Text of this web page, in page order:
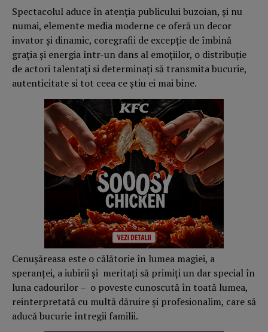
Spectacolul aduce în atenția publicului buzoian, și nu
numai, elemente media moderne ce oferă un decor
invator și dinamic, coregrafii de excepție de îmbină
grația și energia într-un dans al emoțiilor, o distribuție
de actori talentați si determinați să transmita bucurie,
autenticitate si tot ceea ce știu ei mai bine.
Cenușăreasa este o călătorie în lumea magiei, a
speranței, a iubirii și meritați să primiți un dar special în
luna cadourilor – o poveste cunoscută în toată lumea,
reinterpretată cu multă dăruire și profesionalim, care să
aducă bucurie întregii familii.